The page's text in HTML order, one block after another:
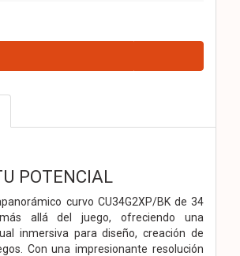
POTENCIAL
curvo CU34G2XP/BK de 34
allá del juego, ofreciendo una
inmersiva para diseño, creación de
Con una impresionante resolución